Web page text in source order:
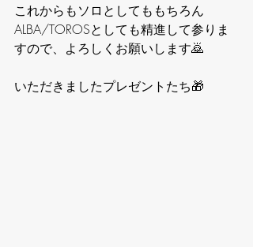
これからもソロとしてももちろん
ALBA/TOROSとしても精進して参りま
すので、よろしくお願いします🙇
いただきましたプレゼントたち🎁